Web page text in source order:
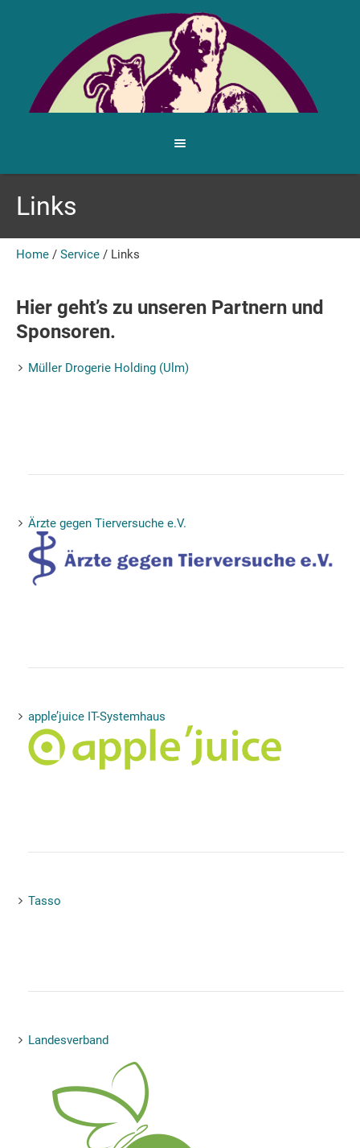
Links
Home / Service / Links
Hier geht’s zu unseren Partnern und
Sponsoren.
Müller Drogerie Holding (Ulm)
Ärzte gegen Tierversuche e.V.
apple’juice IT-Systemhaus
Tasso
Landesverband